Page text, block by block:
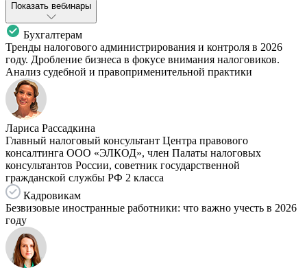
Показать вебинары
Бухгалтерам
Тренды налогового администрирования и контроля в 2026
году. Дробление бизнеса в фокусе внимания налоговиков.
Анализ судебной и правоприменительной практики
Лариса Рассадкина
Главный налоговый консультант Центра правового
консалтинга ООО «ЭЛКОД», член Палаты налоговых
консультантов России, советник государственной
гражданской службы РФ 2 класса
Кадровикам
Безвизовые иностранные работники: что важно учесть в 2026
году